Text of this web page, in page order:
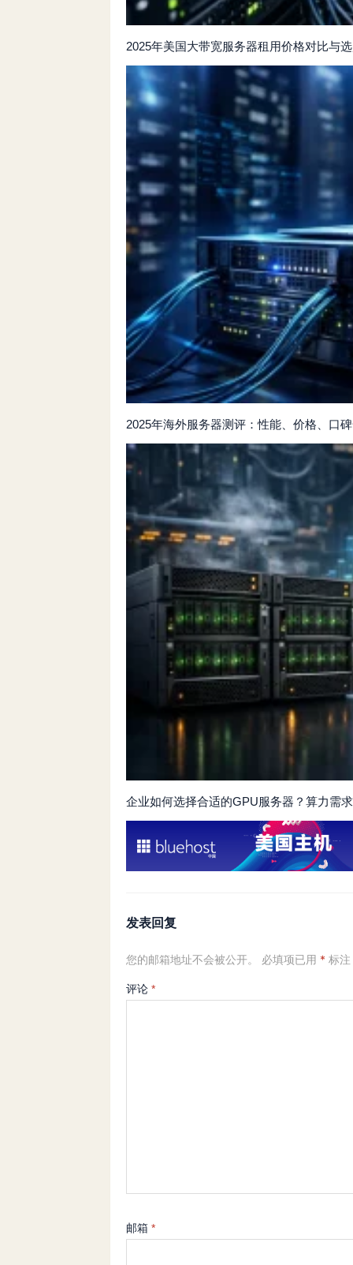
2025年美国大带宽服务器租用价格对比与
2025年海外服务器测评：性能、价格、口
企业如何选择合适的GPU服务器？算力需
发表回复
您的邮箱地址不会被公开。 必填项已用 * 标注
评论 *
邮箱 *